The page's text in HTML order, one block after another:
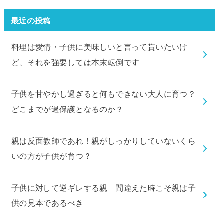
最近の投稿
料理は愛情・子供に美味しいと言って貰いたいけ
ど、それを強要しては本末転倒です
子供を甘やかし過ぎると何もできない大人に育つ？
どこまでが過保護となるのか？
親は反面教師であれ！親がしっかりしていないくら
いの方が子供が育つ？
子供に対して逆ギレする親 間違えた時こそ親は子
供の見本であるべき